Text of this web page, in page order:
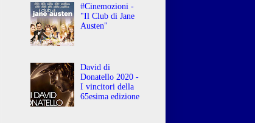
#Cinemozioni -
"Il Club di Jane
Austen"
David di
Donatello 2020 -
I vincitori della
65esima edizione